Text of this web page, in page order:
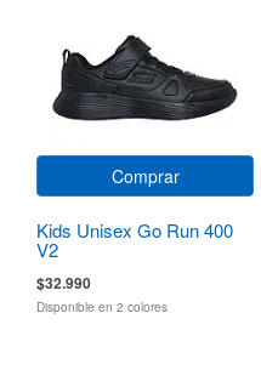
Comprar
Kids Unisex Go Run 400
V2
$32.990
Disponible en 2 colores